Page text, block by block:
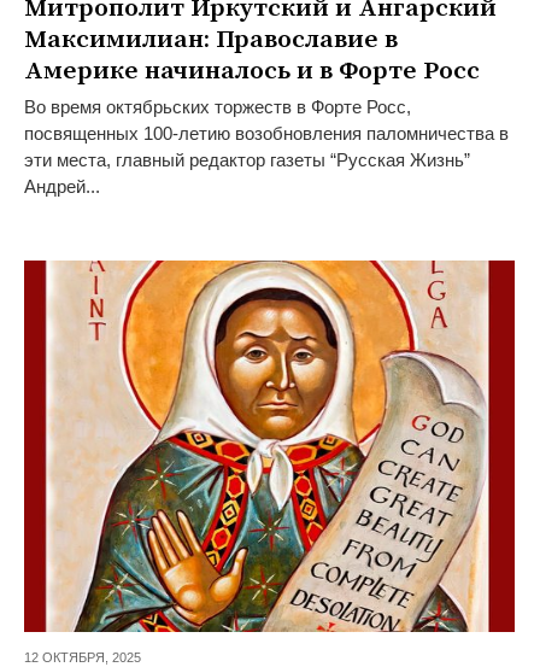
Митрополит Иркутский и Ангарский
Максимилиан: Православие в
Америке начиналось и в Форте Росс
Во время октябрьских торжеств в Форте Росс,
посвященных 100-летию возобновления паломничества в
эти места, главный редактор газеты “Русская Жизнь”
Андрей...
12 ОКТЯБРЯ, 2025